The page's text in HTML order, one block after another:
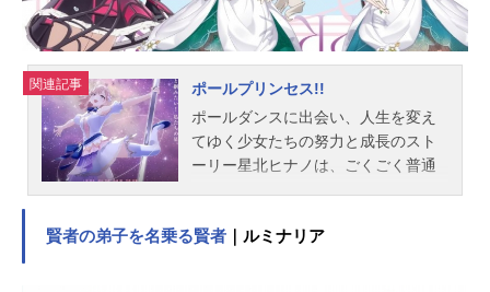
ボッス：三宅健太シーナ：本田貴子
魔法の鏡：坂本真綾デスハ―：下山
吉光デスパー：櫻井孝宏オウケン：
遊佐浩二スタッフ原作：十日草輔
『王様ランキング』（ビームコミッ
クス／KADOKAWA刊）監督：八田洋
介シリーズ構成：岸本卓キャラクタ
関連記事
ポールプリンセス!!
ポールダンスに出会い、⼈⽣を変え
てゆく少⼥たちの努⼒と成⻑のスト
ーリー星北ヒナノは、ごくごく普通
⼤好きだったがそのプラネタリウム
賢者の弟子を名乗る賢者 ｜ルミナリア